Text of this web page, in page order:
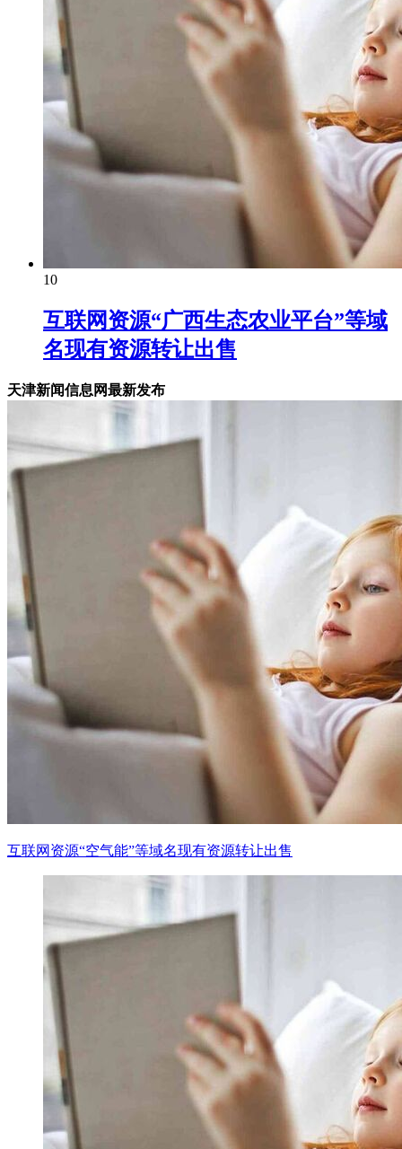
10
互联网资源“广西生态农业平台”等域
名现有资源转让出售
天津新闻信息网最新发布
互联网资源“空气能”等域名现有资源转让出售